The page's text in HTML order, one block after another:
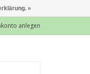
anlegen
»